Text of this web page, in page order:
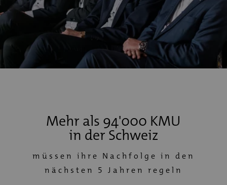
Mehr als 94'000 KMU
in der Schweiz
müssen ihre Nachfolge in den
nächsten 5 Jahren regeln